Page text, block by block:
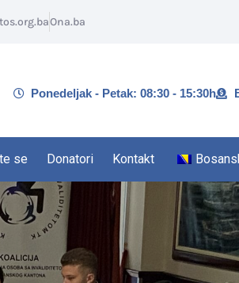
Ona.ba
Ponedeljak - Petak: 08:30 - 15:30h
se Donatori Kontakt